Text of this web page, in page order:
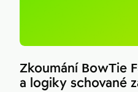
Zkoumání BowTie
a logiky schované